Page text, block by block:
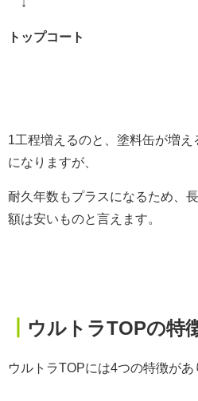
↓
トップコート
1工程増えるのと、塗料缶が増
になりますが、
耐久年数もプラスになるため、
額は安いものと言えます。
ウルトラTOPの特
ウルトラTOPには4つの特徴があ